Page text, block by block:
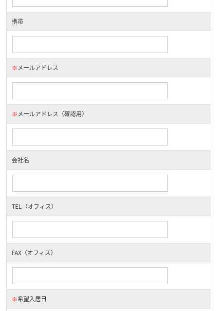
携帯
※メールアドレス
※メールアドレス（確認用）
会社名
TEL（オフィス）
FAX（オフィス）
※希望入居日